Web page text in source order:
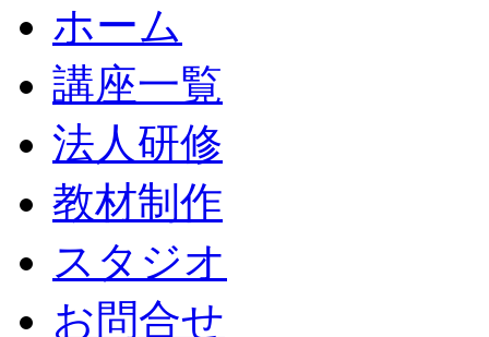
ホーム
講座一覧
法人研修
教材制作
スタジオ
お問合せ